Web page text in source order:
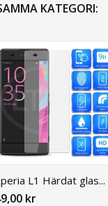
KATEGORI:
L1 Härdat glas...
kr